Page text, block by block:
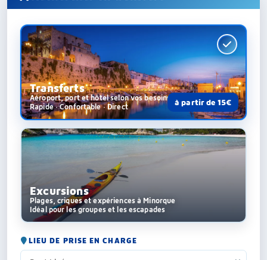
Transferts
Aéroport, port et hôtel selon vos besoins
Rapide · Confortable · Direct
à partir de 15€
Excursions
Plages, criques et expériences à Minorque
Idéal pour les groupes et les escapades
LIEU DE PRISE EN CHARGE